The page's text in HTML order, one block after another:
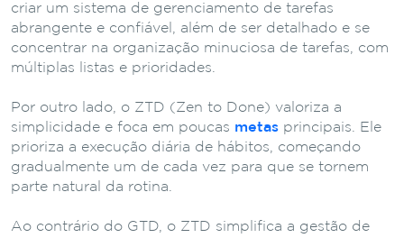
criar um sistema de gerenciamento de tarefas
abrangente e confiável, além de ser detalhado e se
concentrar na organização minuciosa de tarefas, com
múltiplas listas e prioridades.
Por outro lado, o ZTD (Zen to Done) valoriza a
simplicidade e foca em poucas metas principais. Ele
prioriza a execução diária de hábitos, começando
gradualmente um de cada vez para que se tornem
parte natural da rotina.
Ao contrário do GTD, o ZTD simplifica a gestão de